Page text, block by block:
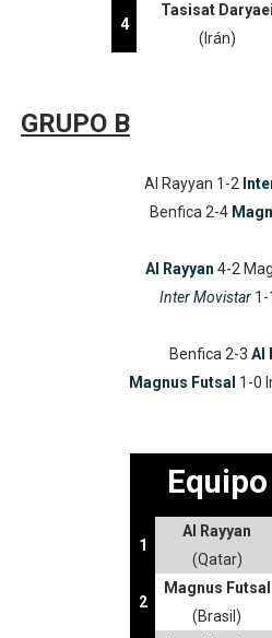
4
Tasisat Daryaei
(Irán)
GRUPO B
Al Rayyan 1-2
Benfica 2-4
Al Rayyan 4-2
Inter Movistar 1-
Benfica 2-3 Al
Magnus Futsal 1-0
Equipo
1
Al Rayyan
(Qatar)
2
Magnus Futsal
(Brasil)